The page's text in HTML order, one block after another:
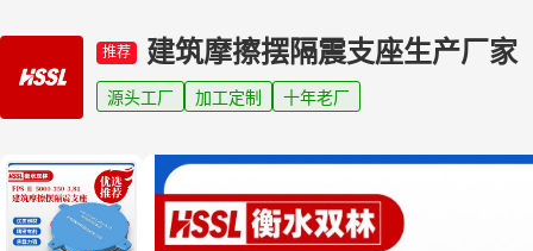
推荐 建筑摩擦摆隔震支座生产厂家
源头工厂 加工定制 十年老厂